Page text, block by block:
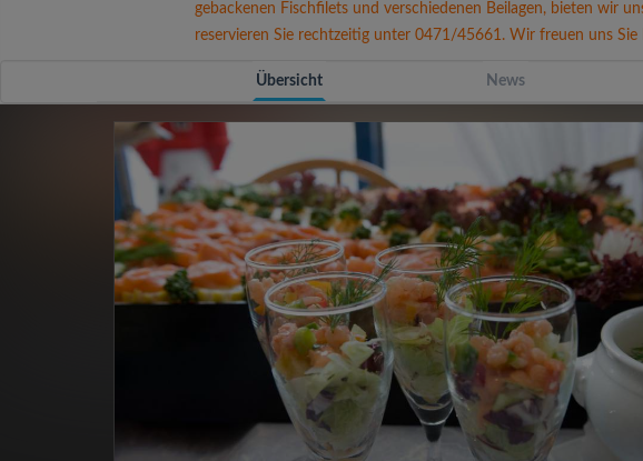
gebackenen Fischfilets und verschiedenen Beilagen, bieten wir
reservieren Sie rechtzeitig unter 0471/45661. Wir freuen uns Sie
Übersicht News